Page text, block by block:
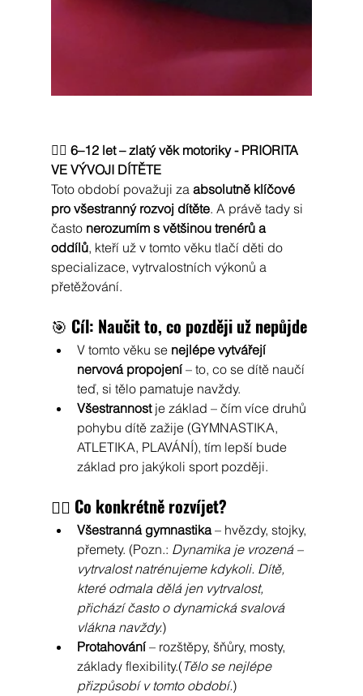
🏃‍♂️ 6–12 let – zlatý věk motoriky - PRIORITA
VE VÝVOJI DÍTĚTE
Toto období považuji za absolutně klíčové
pro všestranný rozvoj dítěte. A právě tady si
často nerozumím s většinou trenérů a
oddílů, kteří už v tomto věku tlačí děti do
specializace, vytrvalostních výkonů a
přetěžování.
🎯 Cíl: Naučit to, co později už nepůjde
V tomto věku se nejlépe vytvářejí
nervová propojení – to, co se dítě naučí
teď, si tělo pamatuje navždy.
Všestrannost je základ – čím více druhů
pohybu dítě zažije (GYMNASTIKA,
ATLETIKA, PLAVÁNÍ), tím lepší bude
základ pro jakýkoli sport později.
🤸‍♂️ Co konkrétně rozvíjet?
Všestranná gymnastika – hvězdy, stojky,
přemety. (Pozn.: Dynamika je vrozená –
vytrvalost natrénujeme kdykoli. Dítě,
které odmala dělá jen vytrvalost,
přichází často o dynamická svalová
vlákna navždy.)
Protahování – rozštěpy, šňůry, mosty,
základy flexibility.(Tělo se nejlépe
přizpůsobí v tomto období.)